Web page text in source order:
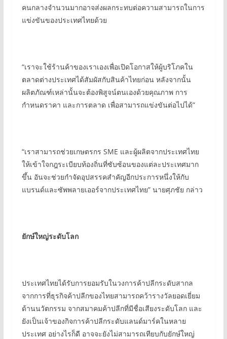
คนกลางจำนวนมากอาจส่งผลกระทบต่อความสามารถในการ
แข่งขันของประเทศไทยด้วย
“เราจะใช้ร้านค้าของเราเองเพื่อเปิดโอกาสให้ผู้บริโภคใน
ตลาดต่างประเทศได้สัมผัสกับสินค้าไทยก่อน หลังจากนั้น
ผลิตภัณฑ์เหล่านั้นจะต้องพิสูจน์ตนเองด้วยคุณภาพ การ
กำหนดราคา และการตลาด เพื่อสามารถแข่งขันต่อไปได้”
“เราสามารถช่วยเกษตรกร SME และผู้ผลิตจากประเทศไทย
ให้เข้าใจกฎระเบียบท้องถิ่นที่ซับซ้อนของแต่ละประเทศมาก
ขึ้น อันจะช่วยกำจัดอุปสรรคสำคัญอีกประการหนึ่งให้กับ
แบรนด์และซัพพลายเออร์จากประเทศไทย” นายศุภชัย กล่าว
ยักษ์ใหญ่ระดับโลก
ประเทศไทยได้รับการยอมรับในวงการค้าปลีกระดับสากล
จากการที่ธุรกิจค้าปลีกของไทยสามารถคว้ารางวัลยอดเยี่ยม
ด้านนวัตกรรม จากสมาคมค้าปลีกที่มีชื่อเสียงระดับโลก และ
ยังเป็นเจ้าของกิจการค้าปลีกระดับแลนด์มาร์คในหลาย
ประเทศ อย่างไรก็ดี อาจจะยังไม่สามารถเทียบกับยักษ์ใหญ่